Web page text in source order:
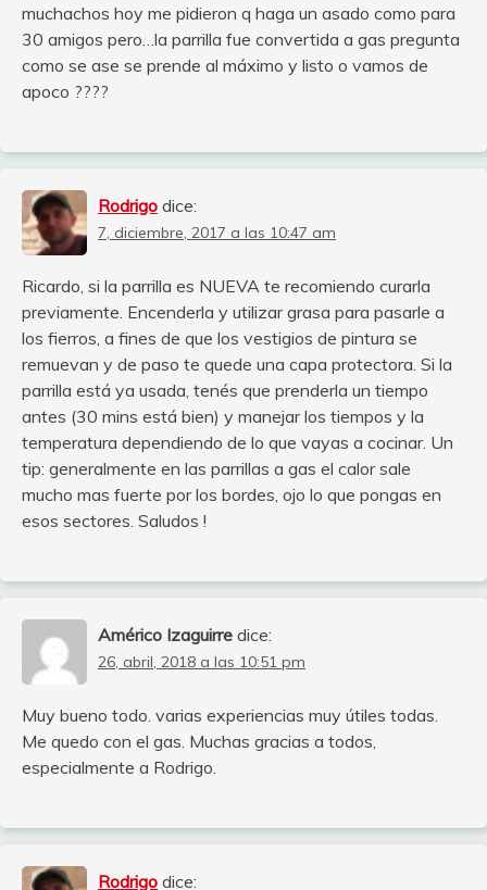
muchachos hoy me pidieron q haga un asado como para
30 amigos pero…la parrilla fue convertida a gas pregunta
como se ase se prende al máximo y listo o vamos de
apoco ????
Rodrigo dice:
7, diciembre, 2017 a las 10:47 am
Ricardo, si la parrilla es NUEVA te recomiendo curarla
previamente. Encenderla y utilizar grasa para pasarle a
los fierros, a fines de que los vestigios de pintura se
remuevan y de paso te quede una capa protectora. Si la
parrilla está ya usada, tenés que prenderla un tiempo
antes (30 mins está bien) y manejar los tiempos y la
temperatura dependiendo de lo que vayas a cocinar. Un
tip: generalmente en las parrillas a gas el calor sale
mucho mas fuerte por los bordes, ojo lo que pongas en
esos sectores. Saludos !
Américo Izaguirre dice:
26, abril, 2018 a las 10:51 pm
Muy bueno todo. varias experiencias muy útiles todas.
Me quedo con el gas. Muchas gracias a todos,
especialmente a Rodrigo.
Rodrigo dice: